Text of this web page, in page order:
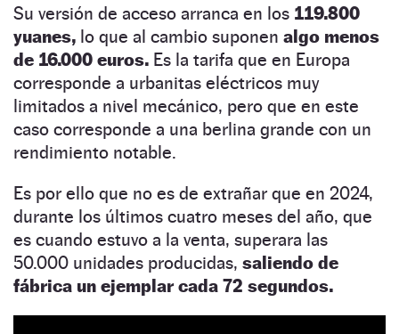
Su versión de acceso arranca en los 119.800
yuanes, lo que al cambio suponen algo menos
de 16.000 euros. Es la tarifa que en Europa
corresponde a urbanitas eléctricos muy
limitados a nivel mecánico, pero que en este
caso corresponde a una berlina grande con un
rendimiento notable.
Es por ello que no es de extrañar que en 2024,
durante los últimos cuatro meses del año, que
es cuando estuvo a la venta, superara las
50.000 unidades producidas, saliendo de
fábrica un ejemplar cada 72 segundos.